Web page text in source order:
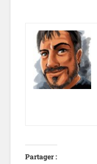
Partager :